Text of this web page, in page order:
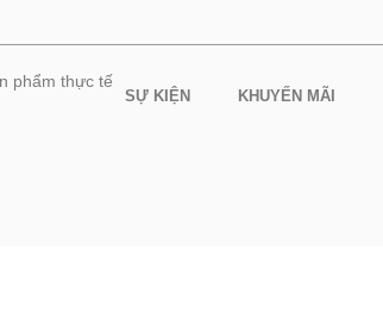
phẩm thực tế
SỰ KIỆN KHUYẾN MÃI